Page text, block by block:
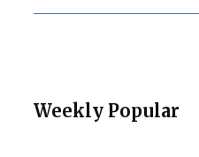
Weekly Popular